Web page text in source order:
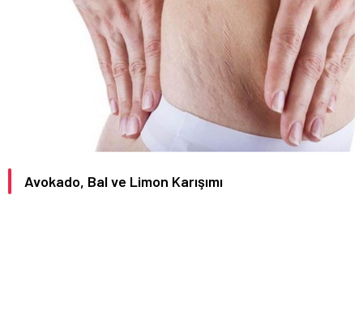
Avokado, Bal ve Limon Karışımı